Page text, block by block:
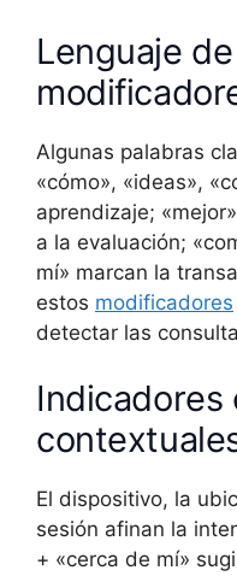
Lenguaje
Algunas palabras
«cómo», «ideas»,
aprendizaje;
a la evaluación;
mí» marcan la
estos modificadores
detectar las
Indicadores
El dispositivo, la
sesión afinan la
+ «cerca de mí»